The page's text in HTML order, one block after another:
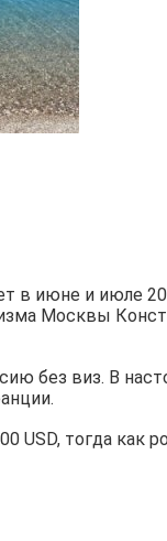
в июне и июле
Москвы
без виз. В
тогда как